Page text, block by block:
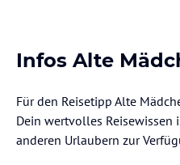
Infos Alte
Für den Reisetipp Alte
Dein wertvolles
anderen Urlaubern zur